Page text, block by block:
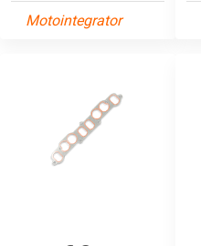
Motointegrator